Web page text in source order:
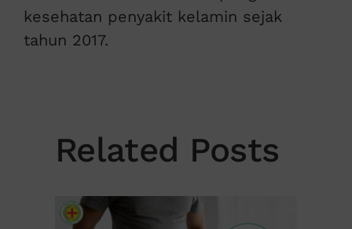
kesehatan penyakit kelamin sejak
tahun 2017.
Related Posts